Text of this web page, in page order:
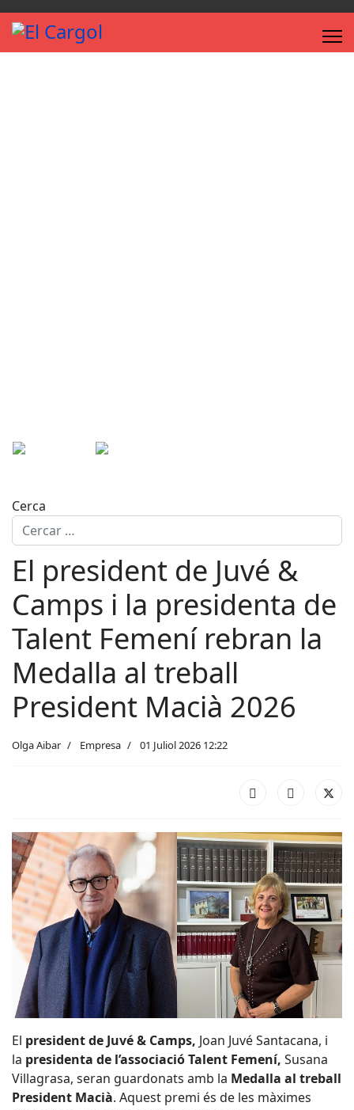
Cerca
El president de Juvé &
Camps i la presidenta de
Talent Femení rebran la
Medalla al treball
President Macià 2026
Olga Aibar Empresa 01 Juliol 2026 12:22
El president de Juvé & Camps, Joan Juvé Santacana, i
la presidenta de l’associació Talent Femení, Susana
Villagrasa, seran guardonats amb la Medalla al treball
President Macià. Aquest premi és de les màximes